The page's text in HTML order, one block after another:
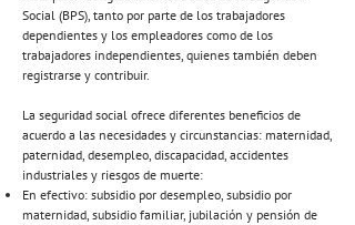
Social (BPS), tanto por parte de los trabajadores
dependientes y los empleadores como de los
trabajadores independientes, quienes también deben
registrarse y contribuir.
La seguridad social ofrece diferentes beneficios de
acuerdo a las necesidades y circunstancias: maternidad,
paternidad, desempleo, discapacidad, accidentes
industriales y riesgos de muerte:
En efectivo: subsidio por desempleo, subsidio por
maternidad, subsidio familiar, jubilación y pensión de